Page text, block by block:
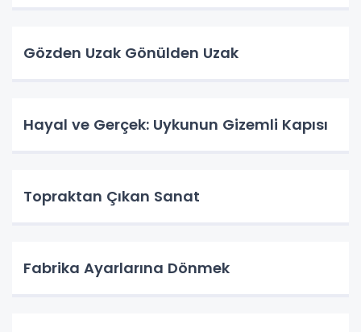
Gözden Uzak Gönülden Uzak
Hayal ve Gerçek: Uykunun Gizemli Kapısı
Topraktan Çıkan Sanat
Fabrika Ayarlarına Dönmek